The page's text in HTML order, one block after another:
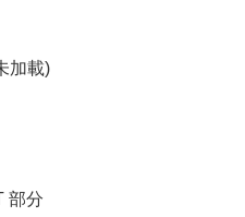
加載)
部分